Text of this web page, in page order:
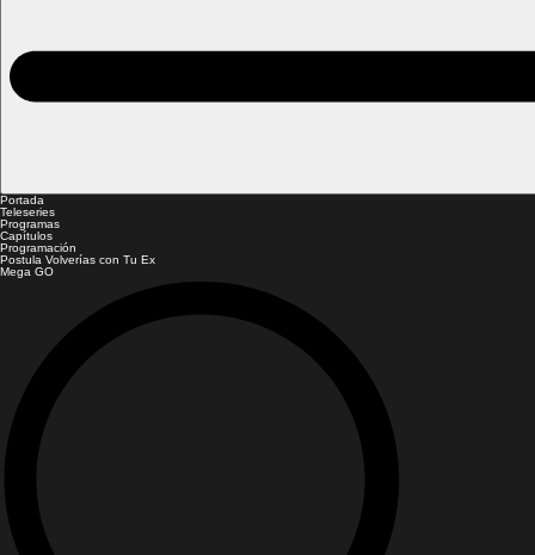
Portada
Teleseries
Programas
Capítulos
Programación
Postula Volverías con Tu Ex
Mega GO